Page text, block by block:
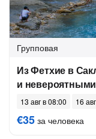
Групповая
Из Фетхие в
и
13 авг в 08:00 16
€35 за человека